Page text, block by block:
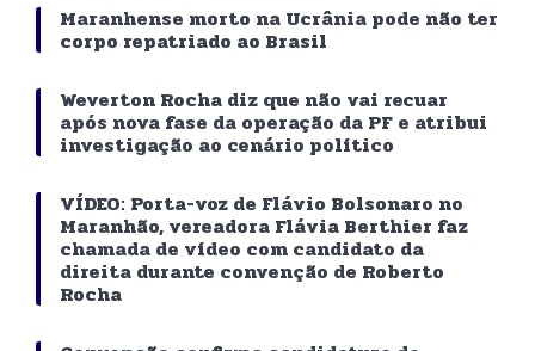
Maranhense morto na Ucrânia pode não ter
corpo repatriado ao Brasil
Weverton Rocha diz que não vai recuar
após nova fase da operação da PF e atribui
investigação ao cenário político
VÍDEO: Porta-voz de Flávio Bolsonaro no
Maranhão, vereadora Flávia Berthier faz
chamada de vídeo com candidato da
direita durante convenção de Roberto
Rocha